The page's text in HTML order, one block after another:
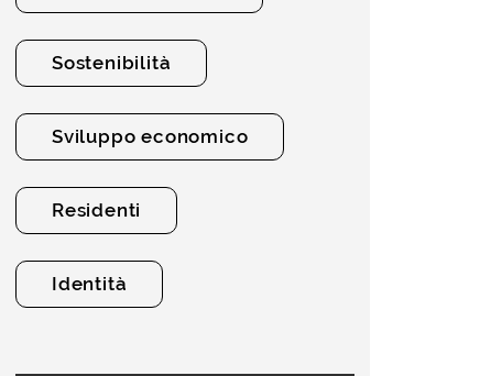
Sostenibilità
Sviluppo economico
Residenti
Identità